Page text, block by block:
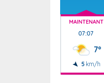
MAINTENANT
07:07
7°
5 km/h